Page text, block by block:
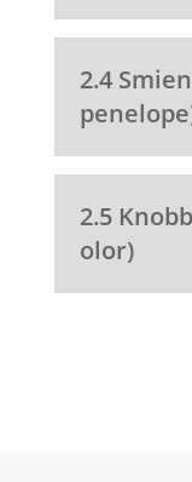
2.4
2.5
olor)